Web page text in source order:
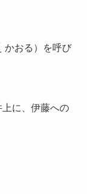
かおる）を呼び
に、伊藤への